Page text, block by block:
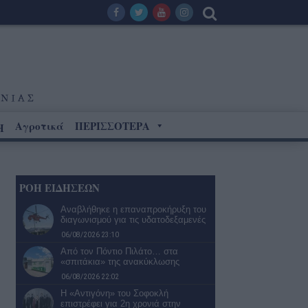
Αγροτικά ΠΕΡΙΣΣΟΤΕΡΑ
ΡΟΗ ΕΙΔΗΣΕΩΝ
Αναβλήθηκε η επαναπροκήρυξη του
διαγωνισμού για τις υδατοδεξαμενές
06/08/2026 23:10
Από τον Πόντιο Πιλάτο… στα
«σπιτάκια» της ανακύκλωσης
06/08/2026 22:02
Η «Αντιγόνη» του Σοφοκλή
επιστρέφει για 2η χρονιά στην